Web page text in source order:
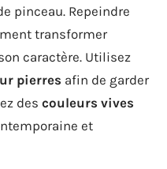
pinceau. Repeindre
transformer
caractère. Utilisez
pierres afin de garder
des couleurs vives
et